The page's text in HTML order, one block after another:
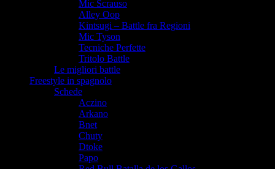
Mic Scrauso
Alley Oop
Kintsugi – Battle fra Regioni
Mic Tyson
Tecniche Perfette
Tritolo Battle
Le migliori battle
Freestyle in spagnolo
Schede
Aczino
Arkano
Bnet
Chuty
Dtoke
Papo